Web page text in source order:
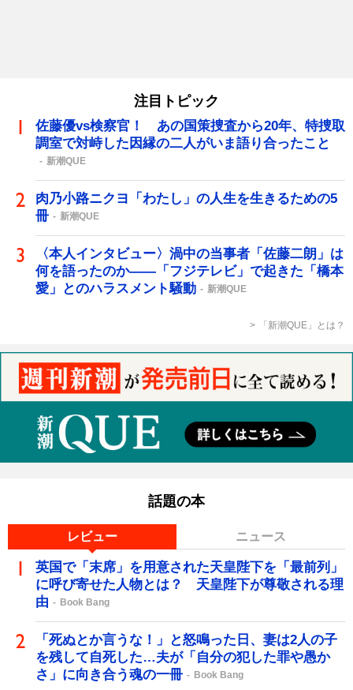
注目トピック
佐藤優vs検察官！ あの国策捜査から20年、特捜取
調室で対峙した因縁の二人がいま語り合ったこと
新潮QUE
肉乃小路ニクヨ「わたし」の人生を生きるための5
冊
新潮QUE
〈本人インタビュー〉渦中の当事者「佐藤二朗」は
何を語ったのか――「フジテレビ」で起きた「橋本
愛」とのハラスメント騒動
新潮QUE
「新潮QUE」とは？
話題の本
レビュー ニュース
英国で「末席」を用意された天皇陛下を「最前列」
に呼び寄せた人物とは？ 天皇陛下が尊敬される理
由
Book Bang
「死ぬとか言うな！」と怒鳴った日、妻は2人の子
を残して自死した…夫が「自分の犯した罪や愚か
さ」に向き合う魂の一冊
Book Bang